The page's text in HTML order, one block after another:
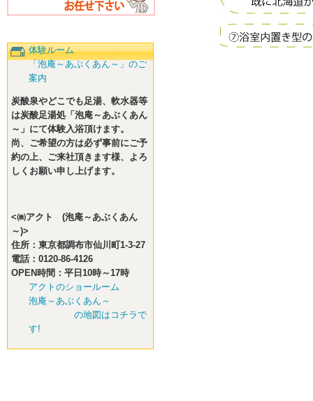
体験ルーム
「泡庵～あぶくあん～」のご
案内
炭酸泉やどこでも足湯、軟水器等
は炭酸足湯処「泡庵～あぶくあん
～」にて体験入浴頂けます。
尚、ご希望の方は必ず事前にご予
約の上、ご来社頂きます様、よろ
しくお願い申し上げます。
<㈱アクト (泡庵～あぶくあん
～)>
住所：東京都調布市仙川町1-3-27
電話：0120-86-4126
OPEN時間：平日10時～17時
アクトのショールーム
泡庵～あぶくあん～
の地図はコチラで
す!